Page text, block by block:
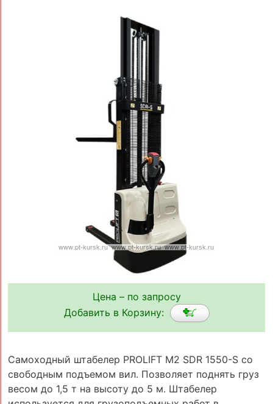
Цена – по запросу
Добавить в Корзину:
Самоходный штабелер PROLIFT M2 SDR 1550-S со
свободным подъемом вил. Позволяет поднять груз
весом до 1,5 т на высоту до 5 м. Штабелер